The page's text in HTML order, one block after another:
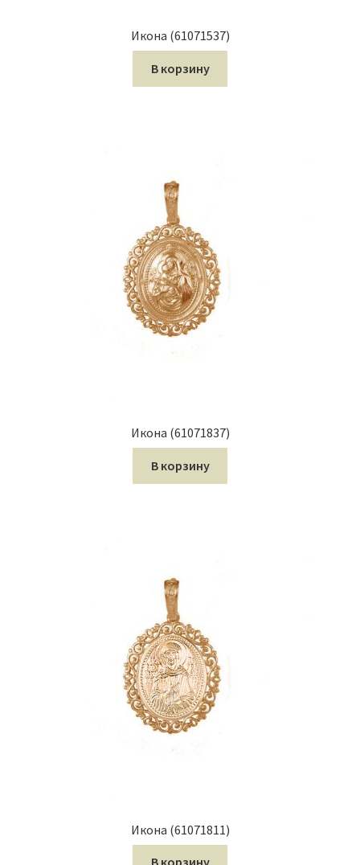
Икона (61071537)
В корзину
Икона (61071837)
В корзину
Икона (61071811)